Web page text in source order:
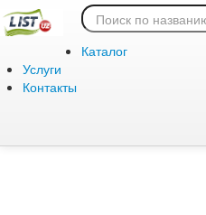
Каталог
Услуги
Контакты
Ошибка